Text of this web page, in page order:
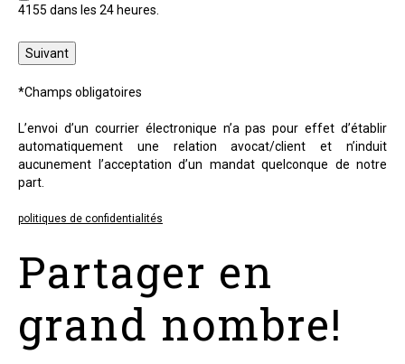
4155 dans les 24 heures.
Suivant
*Champs obligatoires
L’envoi d’un courrier électronique n’a pas pour effet d’établir
automatiquement une relation avocat/client et n’induit
aucunement l’acceptation d’un mandat quelconque de notre
part.
politiques de confidentialités
Partager en
grand nombre!